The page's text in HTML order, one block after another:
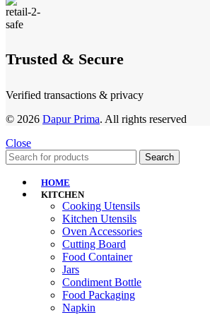
Trusted & Secure
Verified transactions & privacy
© 2026 Dapur Prima. All rights reserved
Close
Search
HOME
KITCHEN
Cooking Utensils
Kitchen Utensils
Oven Accessories
Cutting Board
Food Container
Jars
Condiment Bottle
Food Packaging
Napkin